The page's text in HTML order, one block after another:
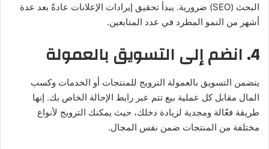
البحث (SEO) ضرورية. يبدأ تحقيق إيرادات الإعلانات عادةً بعد عدة
أشهر من النمو المطرد في عدد المتابعين.
4. انضم إلى التسويق بالعمولة
يتضمن التسويق بالعمولة الترويج للمنتجات أو الخدمات وكسب
المال مقابل كل عملية بيع تتم عبر رابط الإحالة الخاص بك. إنها
طريقة فعّالة ومجدية لزيادة دخلك، حيث يمكنك الترويج لأنواع
مختلفة من المنتجات ضمن نفس المجال.